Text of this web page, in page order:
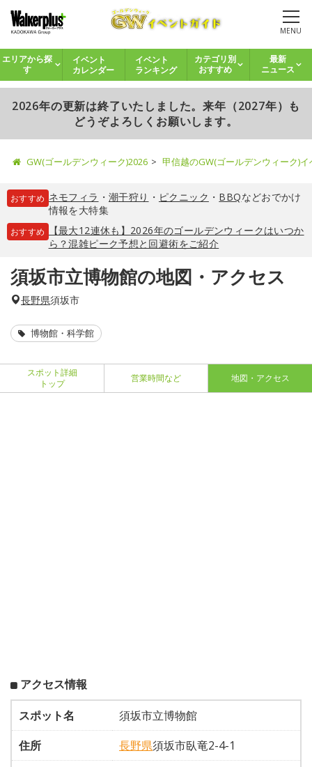
MENU
エリアから探
す
イベント
カレンダー
イベント
ランキング
カテゴリ別
おすすめ
最新
ニュース
2026年の更新は終了いたしました。来年（2027年）も
どうぞよろしくお願いします。
GW(ゴールデンウィーク)2026 甲信越のGW(ゴールデンウィーク)
おすすめ ネモフィラ ・ 潮干狩り ・ ピクニック ・ BBQなどおでかけ
情報を大特集
おすすめ
【最大12連休も】2026年のゴールデンウィークはいつか
ら？混雑ピーク予想と回避術をご紹介
須坂市立博物館の地図・アクセス
長野県須坂市
博物館・科学館
スポット詳細
トップ
営業時間など 地図・アクセス
アクセス情報
スポット名
須坂市立博物館
住所
長野県須坂市臥竜2-4-1